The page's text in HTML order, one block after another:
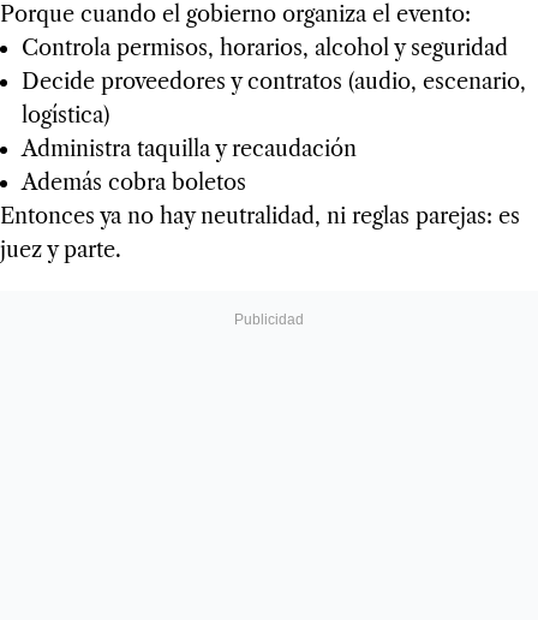
Porque cuando el gobierno organiza el evento:
Controla permisos, horarios, alcohol y seguridad
Decide proveedores y contratos (audio, escenario,
logística)
Administra taquilla y recaudación
Además cobra boletos
Entonces ya no hay neutralidad, ni reglas parejas: es
juez y parte.